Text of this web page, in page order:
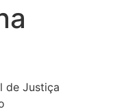
de Justiça